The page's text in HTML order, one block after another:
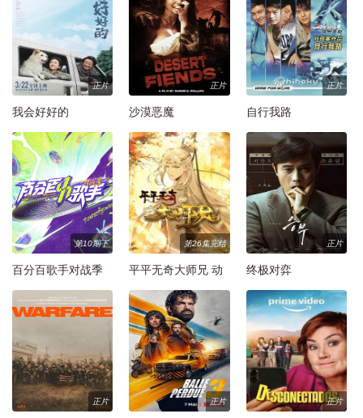
正片
我会好好的
正片
沙漠恶魔
正片
自行我路
第10期下
百分百歌手对战季
第26集完结
平平无奇大师兄 动
正片
终极对弈
正片 正片 正片